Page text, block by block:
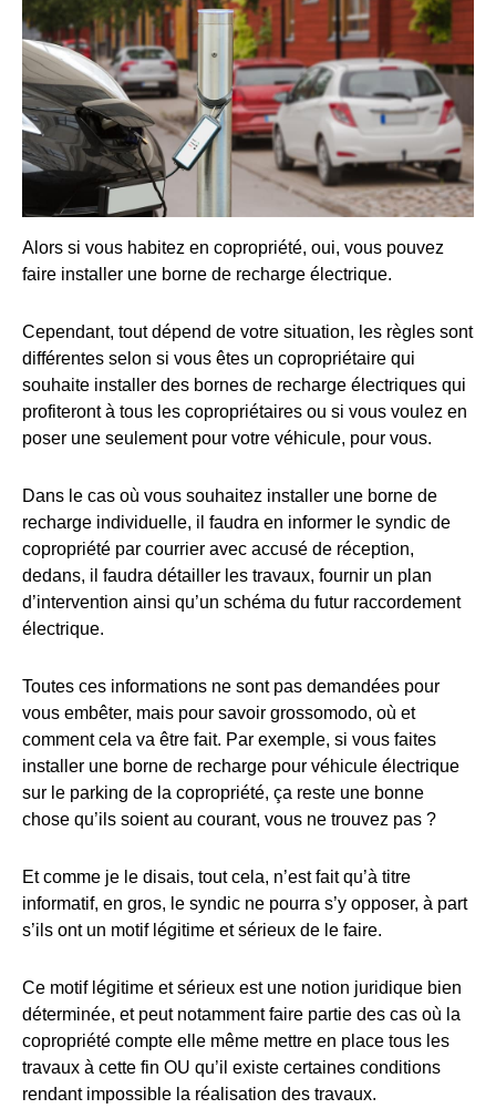
Alors si vous habitez en copropriété, oui, vous pouvez
faire installer une borne de recharge électrique.
Cependant, tout dépend de votre situation, les règles sont
différentes selon si vous êtes un copropriétaire qui
souhaite installer des bornes de recharge électriques qui
profiteront à tous les copropriétaires ou si vous voulez en
poser une seulement pour votre véhicule, pour vous.
Dans le cas où vous souhaitez installer une borne de
recharge individuelle, il faudra en informer le syndic de
copropriété par courrier avec accusé de réception,
dedans, il faudra détailler les travaux, fournir un plan
d’intervention ainsi qu’un schéma du futur raccordement
électrique.
Toutes ces informations ne sont pas demandées pour
vous embêter, mais pour savoir grossomodo, où et
comment cela va être fait. Par exemple, si vous faites
installer une borne de recharge pour véhicule électrique
sur le parking de la copropriété, ça reste une bonne
chose qu’ils soient au courant, vous ne trouvez pas ?
Et comme je le disais, tout cela, n’est fait qu’à titre
informatif, en gros, le syndic ne pourra s’y opposer, à part
s’ils ont un motif légitime et sérieux de le faire.
Ce motif légitime et sérieux est une notion juridique bien
déterminée, et peut notamment faire partie des cas où la
copropriété compte elle même mettre en place tous les
travaux à cette fin OU qu’il existe certaines conditions
rendant impossible la réalisation des travaux.